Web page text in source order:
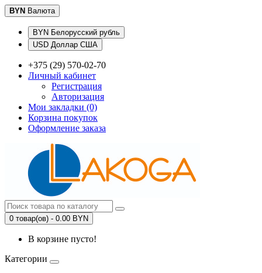
BYN Валюта
BYN Белорусский рубль
USD Доллар США
+375 (29) 570-02-70
Личный кабинет
Регистрация
Авторизация
Мои закладки (0)
Корзина покупок
Оформление заказа
0 товар(ов) - 0.00 BYN
В корзине пусто!
Категории